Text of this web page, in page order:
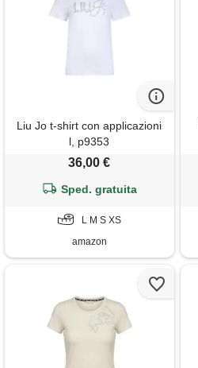
Liu Jo t-shirt con applicazioni
l, p9353
36,00 €
Sped. gratuita
L M S XS
amazon